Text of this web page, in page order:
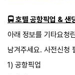
🚍 호텔 공항픽업 & 샌
아래 정보를 기타요청
남겨주세요. 사전신청
1) 공항픽업